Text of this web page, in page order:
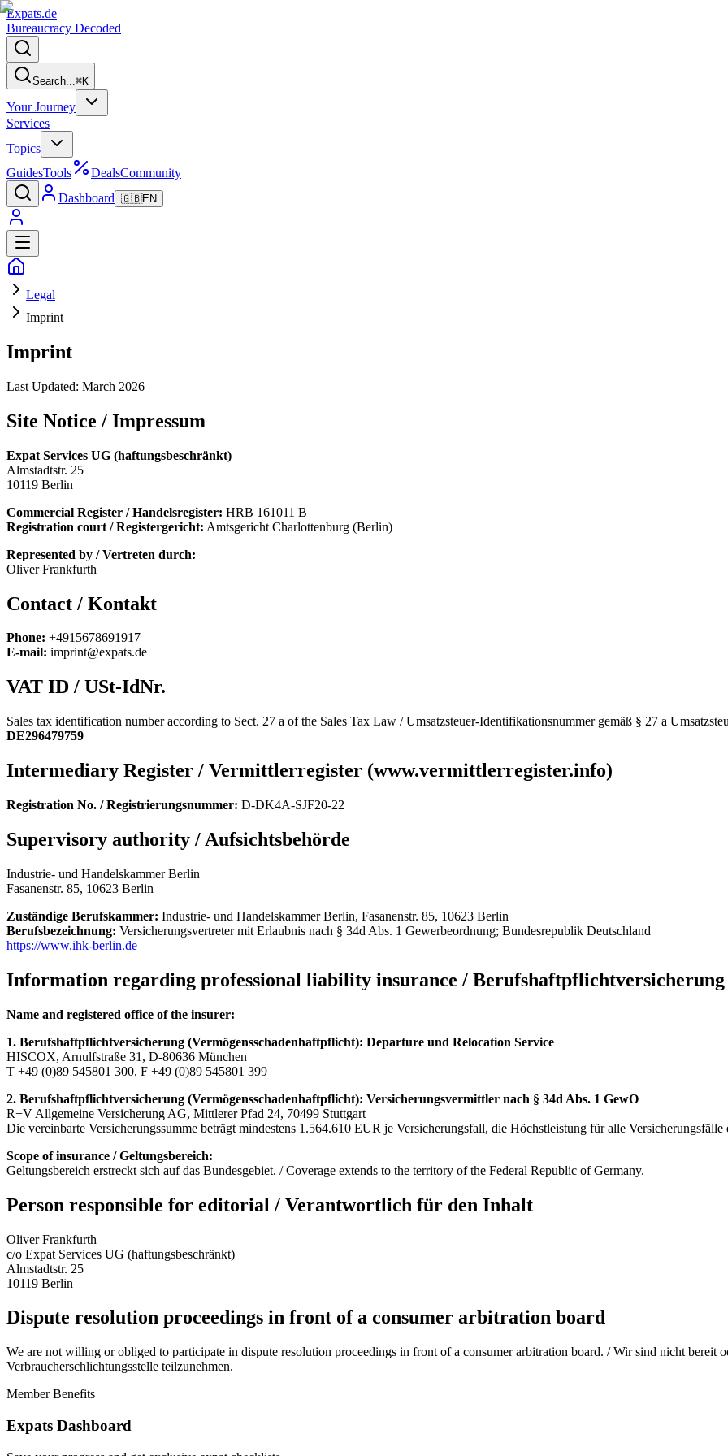
Expats.de
Bureaucracy Decoded
Search...⌘K
Your Journey
Services
Topics
GuidesTools DealsCommunity
Dashboard 🇬🇧EN
Legal
Imprint
Imprint
Last Updated: March 2026
Site Notice / Impressum
Expat Services UG (haftungsbeschränkt)
Almstadtstr. 25
10119 Berlin
Commercial Register / Handelsregister: HRB 161011 B
Registration court / Registergericht: Amtsgericht Charlottenburg (Berlin)
Represented by / Vertreten durch:
Oliver Frankfurth
Contact / Kontakt
Phone: +4915678691917
E-mail: imprint@expats.de
VAT ID / USt-IdNr.
Sales tax identification number according to Sect. 27 a of the Sales Tax Law / Umsatzsteuer-Identifikationsnummer gemäß § 27 a
DE296479759
Intermediary Register / Vermittlerregister (www.vermittlerregister.info)
Registration No. / Registrierungsnummer: D-DK4A-SJF20-22
Supervisory authority / Aufsichtsbehörde
Industrie- und Handelskammer Berlin
Fasanenstr. 85, 10623 Berlin
Zuständige Berufskammer: Industrie- und Handelskammer Berlin, Fasanenstr. 85, 10623 Berlin
Berufsbezeichnung: Versicherungsvertreter mit Erlaubnis nach § 34d Abs. 1 Gewerbeordnung; Bundesrepublik Deutschland
https://www.ihk-berlin.de
Information regarding professional liability insurance / Berufshaftpflichtversicherung
Name and registered office of the insurer:
1. Berufshaftpflichtversicherung (Vermögensschadenhaftpflicht): Departure und Relocation Service
HISCOX, Arnulfstraße 31, D-80636 München
T +49 (0)89 545801 300, F +49 (0)89 545801 399
2. Berufshaftpflichtversicherung (Vermögensschadenhaftpflicht): Versicherungsvermittler nach § 34d Abs. 1 GewO
R+V Allgemeine Versicherung AG, Mittlerer Pfad 24, 70499 Stuttgart
Die vereinbarte Versicherungssumme beträgt mindestens 1.564.610 EUR je Versicherungsfall, die Höchstleistung für alle
Scope of insurance / Geltungsbereich:
Geltungsbereich erstreckt sich auf das Bundesgebiet. / Coverage extends to the territory of the Federal Republic of Germany.
Person responsible for editorial / Verantwortlich für den Inhalt
Oliver Frankfurth
c/o Expat Services UG (haftungsbeschränkt)
Almstadtstr. 25
10119 Berlin
Dispute resolution proceedings in front of a consumer arbitration board
We are not willing or obliged to participate in dispute resolution proceedings in front of a consumer arbitration board. / Wir sind nicht bereit
Verbraucherschlichtungsstelle teilzunehmen.
Member Benefits
Expats Dashboard